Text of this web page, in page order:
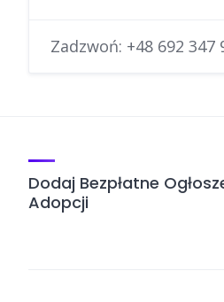
Zadzwoń: +48 692 347
Dodaj Bezpłatne
Adopcji